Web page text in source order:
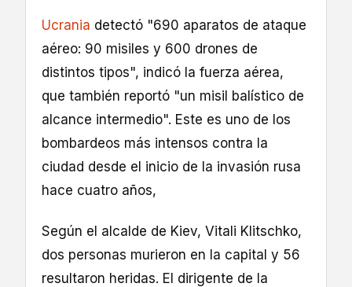
Ucrania detectó "690 aparatos de ataque
aéreo: 90 misiles y 600 drones de
distintos tipos", indicó la fuerza aérea,
que también reportó "un misil balístico de
alcance intermedio". Este es uno de los
bombardeos más intensos contra la
ciudad desde el inicio de la invasión rusa
hace cuatro años,
Según el alcalde de Kiev, Vitali Klitschko,
dos personas murieron en la capital y 56
resultaron heridas. El dirigente de la